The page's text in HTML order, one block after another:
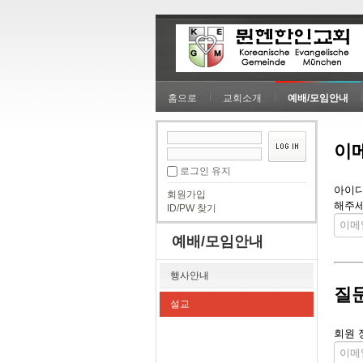
홈으로 교회소개 예배/모임안내
로그인 유지
회원가입
ID/PW 찾기
예배/모임안내
행사안내
설교
이
아이
해주
질
회원